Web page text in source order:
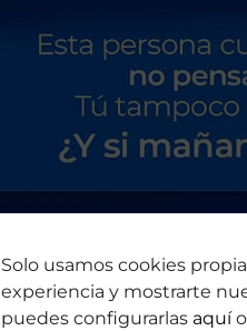
Solo usamos cookies
experiencia y mostrarte
puedes configurarlas aquío